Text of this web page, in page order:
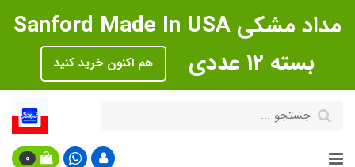
مداد مشکی Sanford Made In USA
بسته 12 عددی
هم اکنون خرید کنید
0